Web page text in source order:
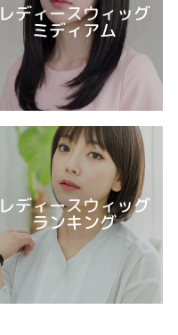
レディースウィッグ
ミディアム
レディースウィッグ
ランキング